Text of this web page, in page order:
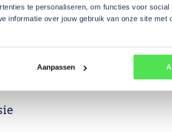
te personaliseren, om functies voor
informatie over jouw gebruik van onze site met
Aanpassen
correctiebedragen
spelen een cruciale rol, omdat ze de
inkomsten uit de verkoop van energie krijgt.